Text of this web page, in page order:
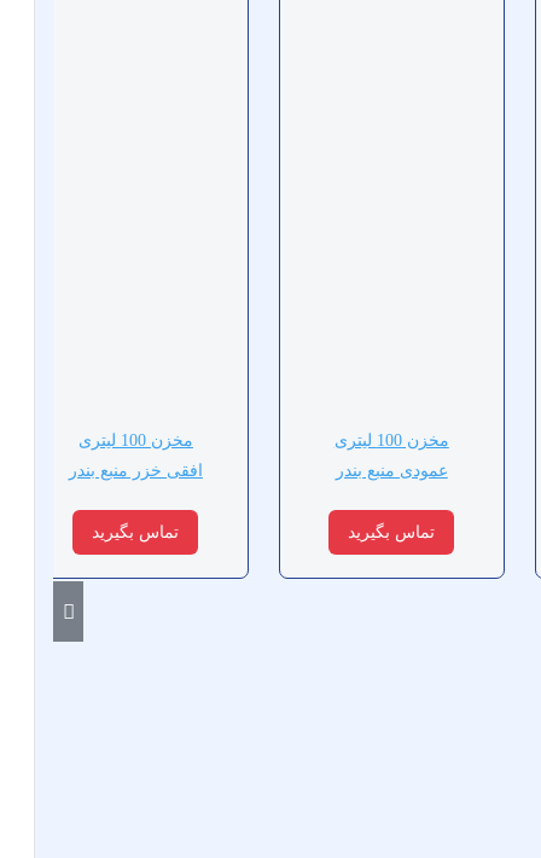
مخزن 100 لیتری
عمودی منبع بندر
تماس بگیرید
مخزن 100 لیتری
افقی خزر منبع بندر
تماس بگیرید